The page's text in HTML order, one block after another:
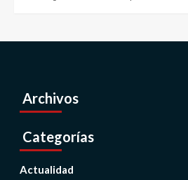
Archivos
Categorías
Actualidad